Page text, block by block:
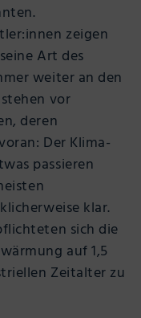
zeigen
Art des
weiter an den
vor
deren
Der Klima-
passieren
klar.
sich die
auf 1,5
Zeitalter zu